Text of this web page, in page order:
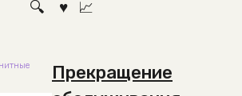
Прекращение